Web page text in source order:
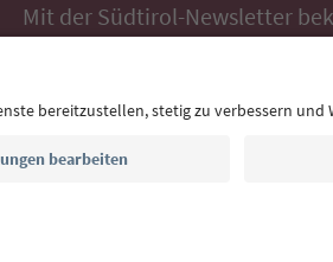
Mit der Südtirol-Newsletter
Auszeit, Veranstaltungs-
E-Mail Adresse